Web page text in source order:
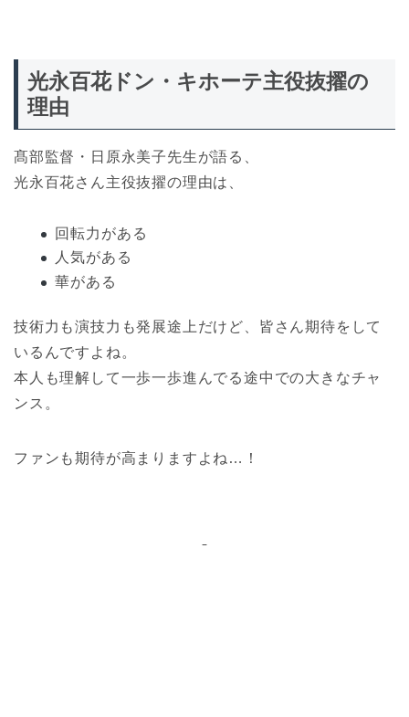
光永百花ドン・キホーテ主役抜擢の
理由
髙部監督・日原永美子先生が語る、
光永百花さん主役抜擢の理由は、
回転力がある
人気がある
華がある
技術力も演技力も発展途上だけど、皆さん期待をして
いるんですよね。
本人も理解して一歩一歩進んでる途中での大きなチャ
ンス。
ファンも期待が高まりますよね…！